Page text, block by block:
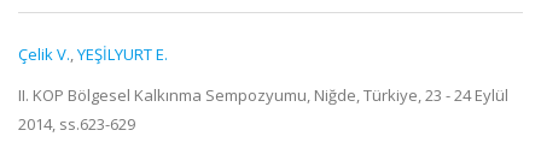
Çelik V.,YEŞİLYURT E.
II. KOP Bölgesel Kalkınma Sempozyumu, Niğde, Türkiye, 23 - 24 Eylül
2014, ss.623-629